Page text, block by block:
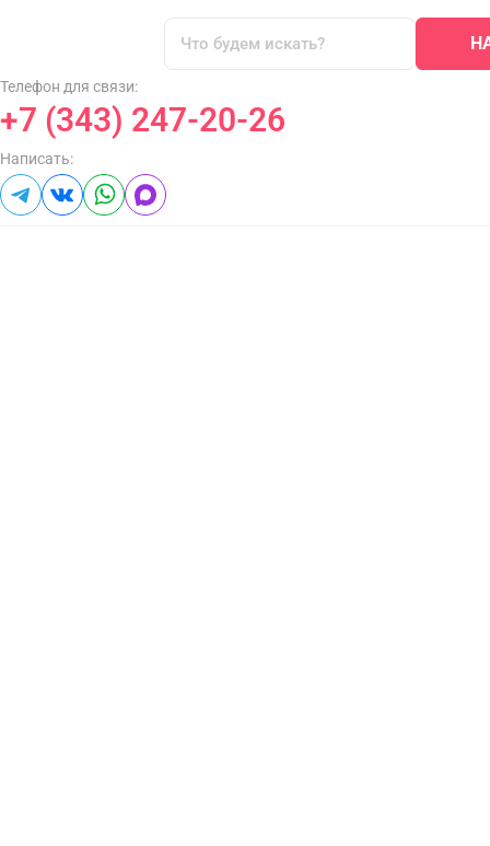
Телефон для связи:
+7 (343) 247-20-26
Написать: